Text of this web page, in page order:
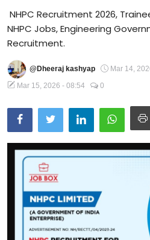
Technology
NHPC Recruitment 2026,
NHPC Jobs, Engineering
Recruitment.
@Dheeraj kashyap
Mar 14,
Mar 15, 2026 - 08:54
0